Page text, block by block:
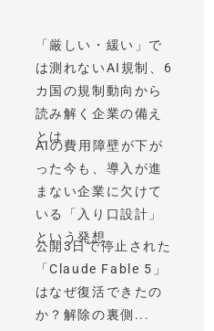
「厳しい・緩い」で
は測れないAI規制、6
カ国の規制動向から
読み解く企業の備え
とは
AIの費用障壁が下が
った今も、導入が進
まない企業に欠けて
いる「入り口設計」
という発想
公開3日で停止された
「Claude Fable 5」
はなぜ復活できたの
か？解除の裏側...